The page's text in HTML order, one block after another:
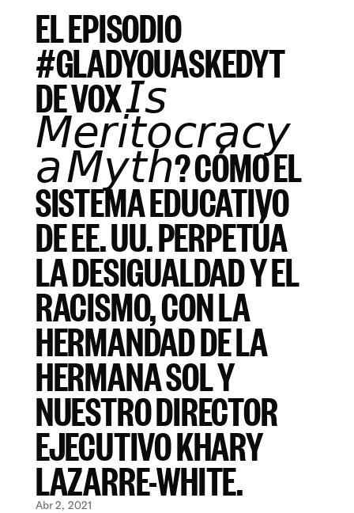
EL EPISODIO
#GLADYOUASKEDYT
DE VOX 𝘐𝘴
𝘔𝘦𝘳𝘪𝘵𝘰𝘤𝘳𝘢𝘤𝘺
𝘢 𝘔𝘺𝘵𝘩? CÓMO EL
SISTEMA EDUCATIVO
DE EE. UU. PERPETÚA
LA DESIGUALDAD Y EL
RACISMO, CON LA
HERMANDAD DE LA
HERMANA SOL Y
NUESTRO DIRECTOR
EJECUTIVO KHARY
LAZARRE-WHITE.
Abr 2, 2021